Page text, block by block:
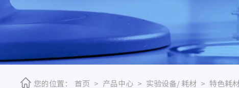
您的位置： 首页 > 产品中心 > 实验设备/ 耗材 > 特色耗